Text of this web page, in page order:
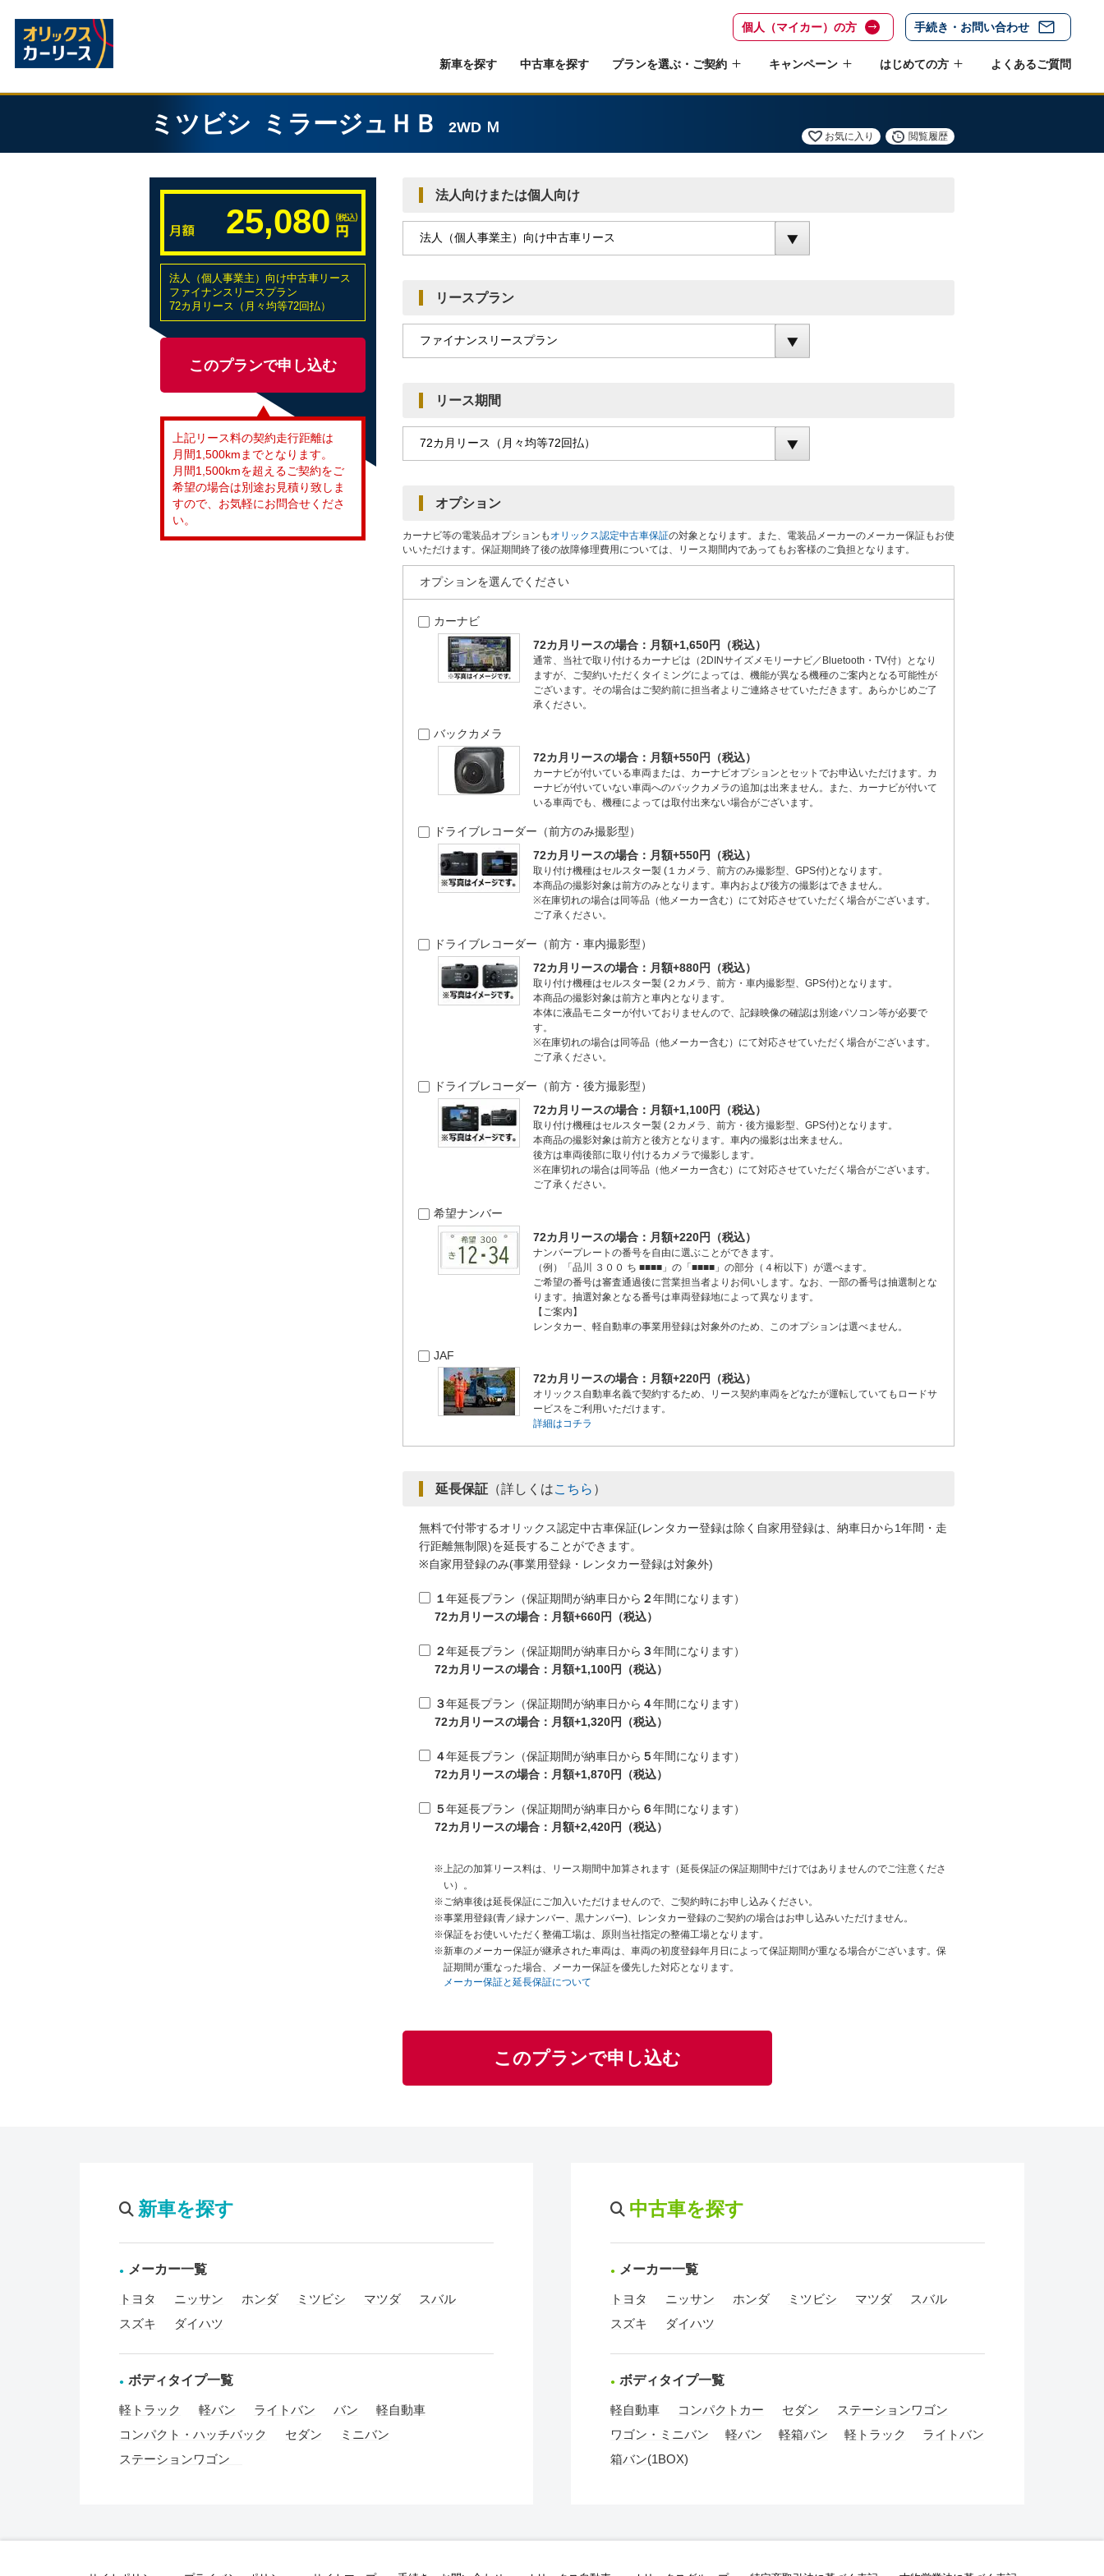
個人（マイカー）の方 手続き・お問い合わせ
新車を探す 中古車を探す プランを選ぶ・ご契約 キャンペーン はじめての方 よくあるご質問
ミツビシ ミラージュＨＢ 2WD Ｍ
お気に入り 閲覧履歴
25,080
法人（個人事業主）向け中古車リース
ファイナンスリースプラン
72カ月リース（月々均等72回払）
このプランで申し込む
上記リース料の契約走行距離は
月間1,500kmまでとなります。
月間1,500kmを超えるご契約をご
希望の場合は別途お見積り致しま
すので、お気軽にお問合せくださ
い。
法人向けまたは個人向け
リースプラン
リース期間
オプション
カーナビ等の電装品オプションも オリックス認定中古車保証の対象となります。また、電装品メーカーのメーカー保証もお使
いいただけます。保証期間終了後の故障修理費用については、リース期間内であってもお客様のご負担となります。
オプションを選んでください
カーナビ
72カ月リースの場合：月額+1,650円（税込）
通常、当社で取り付けるカーナビは（2DINサイズメモリーナビ／Bluetooth・TV付）となり
ますが、ご契約いただくタイミングによっては、機能が異なる機種のご案内となる可能性が
ございます。その場合はご契約前に担当者よりご連絡させていただきます。あらかじめご了
承ください。
バックカメラ
72カ月リースの場合：月額+550円（税込）
カーナビが付いている車両または、カーナビオプションとセットでお申込いただけます。カ
ーナビが付いていない車両へのバックカメラの追加は出来ません。また、カーナビが付いて
いる車両でも、機種によっては取付出来ない場合がございます。
ドライブレコーダー（前方のみ撮影型）
72カ月リースの場合：月額+550円（税込）
取り付け機種はセルスター製 (１カメラ、前方のみ撮影型、GPS付)となります。
本商品の撮影対象は前方のみとなります。車内および後方の撮影はできません。
※在庫切れの場合は同等品（他メーカー含む）にて対応させていただく場合がございます。
ご了承ください。
ドライブレコーダー（前方・車内撮影型）
72カ月リースの場合：月額+880円（税込）
取り付け機種はセルスター製 (２カメラ、前方・車内撮影型、GPS付)となります。
本商品の撮影対象は前方と車内となります。
本体に液晶モニターが付いておりませんので、記録映像の確認は別途パソコン等が必要で
す。
※在庫切れの場合は同等品（他メーカー含む）にて対応させていただく場合がございます。
ご了承ください。
ドライブレコーダー（前方・後方撮影型）
72カ月リースの場合：月額+1,100円（税込）
取り付け機種はセルスター製 (２カメラ、前方・後方撮影型、GPS付)となります。
本商品の撮影対象は前方と後方となります。車内の撮影は出来ません。
後方は車両後部に取り付けるカメラで撮影します。
※在庫切れの場合は同等品（他メーカー含む）にて対応させていただく場合がございます。
ご了承ください。
希望ナンバー
72カ月リースの場合：月額+220円（税込）
ナンバープレートの番号を自由に選ぶことができます。
（例）「品川 ３００ ち ■■■■」の「■■■■」の部分（４桁以下）が選べます。
ご希望の番号は審査通過後に営業担当者よりお伺いします。なお、一部の番号は抽選制とな
ります。抽選対象となる番号は車両登録地によって異なります。
【ご案内】
レンタカー、軽自動車の事業用登録は対象外のため、このオプションは選べません。
JAF
72カ月リースの場合：月額+220円（税込）
オリックス自動車名義で契約するため、リース契約車両をどなたが運転していてもロードサ
ービスをご利用いただけます。
詳細はコチラ
延長保証 （詳しくはこちら ）
無料で付帯するオリックス認定中古車保証(レンタカー登録は除く自家用登録は、納車日から1年間・走
行距離無制限)を延長することができます。
※自家用登録のみ(事業用登録・レンタカー登録は対象外)
１年延長プラン（保証期間が納車日から ２年間になります）
72カ月リースの場合：月額+660円（税込）
２年延長プラン（保証期間が納車日から ３年間になります）
72カ月リースの場合：月額+1,100円（税込）
３年延長プラン（保証期間が納車日から ４年間になります）
72カ月リースの場合：月額+1,320円（税込）
４年延長プラン（保証期間が納車日から ５年間になります）
72カ月リースの場合：月額+1,870円（税込）
５年延長プラン（保証期間が納車日から ６年間になります）
72カ月リースの場合：月額+2,420円（税込）
上記の加算リース料は、リース期間中加算されます（延長保証の保証期間中だけではありませんのでご注意くださ
い）。
ご納車後は延長保証にご加入いただけませんので、ご契約時にお申し込みください。
事業用登録(青／緑ナンバー、黒ナンバー)、レンタカー登録のご契約の場合はお申し込みいただけません。
保証をお使いいただく整備工場は、原則当社指定の整備工場となります。
新車のメーカー保証が継承された車両は、車両の初度登録年月日によって保証期間が重なる場合がございます。保
証期間が重なった場合、メーカー保証を優先した対応となります。
メーカー保証と延長保証について
このプランで申し込む
新車を探す
メーカー一覧
トヨタ ニッサン ホンダ ミツビシ マツダ
スバル
スズキ
ダイハツ
ボディタイプ一覧
軽トラック 軽バン ライトバン バン
軽自動車
コンパクト・ハッチバック
セダン
ミニバン
ステーションワゴン
中古車を探す
メーカー一覧
トヨタ ニッサン ホンダ ミツビシ マツダ
スバル
スズキ
ダイハツ
ボディタイプ一覧
軽自動車 コンパクトカー セダン
ステーションワゴン
ワゴン・ミニバン
軽バン 軽箱バン 軽トラック
ライトバン
箱バン(1BOX)